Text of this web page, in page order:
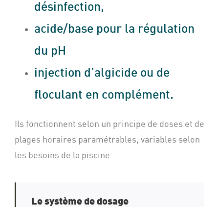
désinfection,
acide/base pour la régulation
du pH
injection d’algicide ou de
floculant en complément.
Ils fonctionnent selon un principe de doses et de
plages horaires paramétrables, variables selon
les besoins de la piscine
Le système de dosage